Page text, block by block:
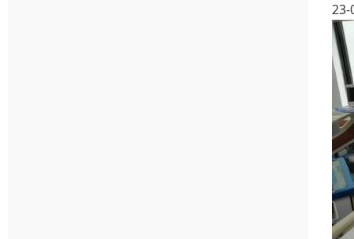
23-